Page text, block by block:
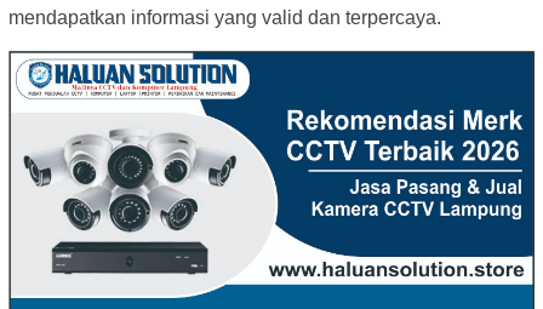
mendapatkan informasi yang valid dan terpercaya.